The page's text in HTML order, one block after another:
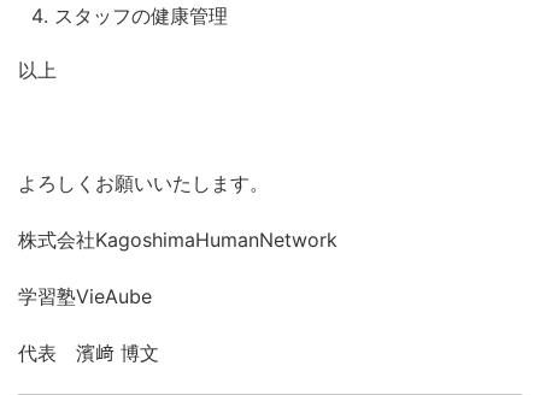
スタッフの健康管理
以上
よろしくお願いいたします。
株式会社KagoshimaHumanNetwork
学習塾VieAube
代表 濱﨑 博文